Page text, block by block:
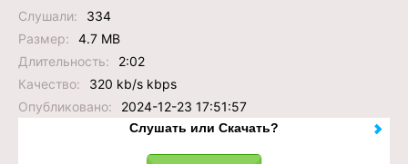
Слушали:
334
Размер:
4.7 MB
Длительность:
2:02
Качество:
320 kb/s kbps
Опубликовано:
2024-12-23 17:51:57
Слушать или Скачать?